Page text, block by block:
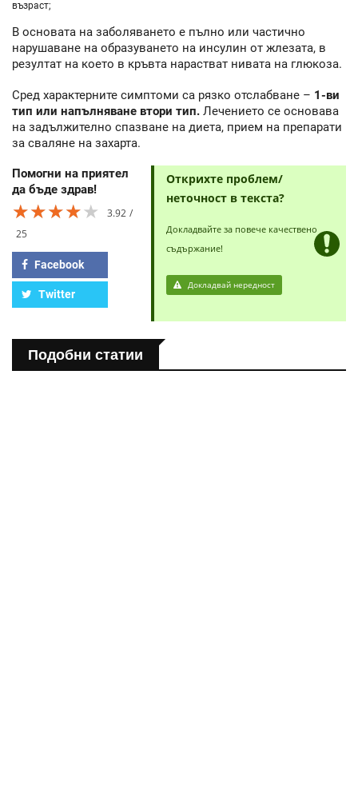
възраст;
В основата на заболяването е пълно или частично
нарушаване на образуването на инсулин от жлезата, в
резултат на което в кръвта нарастват нивата на глюкоза.
Сред характерните симптоми са рязко отслабване – 1-ви
тип или напълняване втори тип. Лечението се основава
на задължително спазване на диета, прием на препарати
за сваляне на захарта.
Помогни на приятел
да бъде здрав!
★★★★★
★★★★★
★★★★★
3.92
25
Facebook
Twitter
Открихте проблем/
неточност в текста?
Докладвайте за повече качествено
съдържание!
Докладвай нередност
Подобни статии